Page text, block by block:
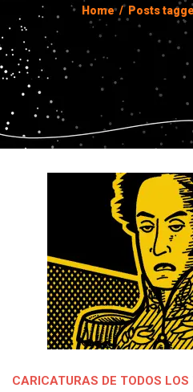
Home / Posts
CARICATURAS DE TODOS LOS